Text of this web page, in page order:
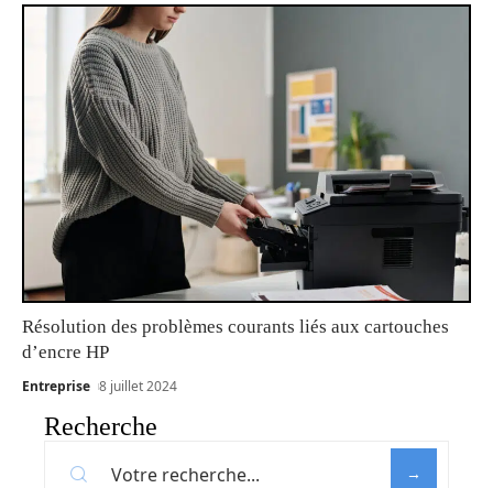
Résolution des problèmes courants liés aux cartouches
d’encre HP
Entreprise 8 juillet 2024
Recherche